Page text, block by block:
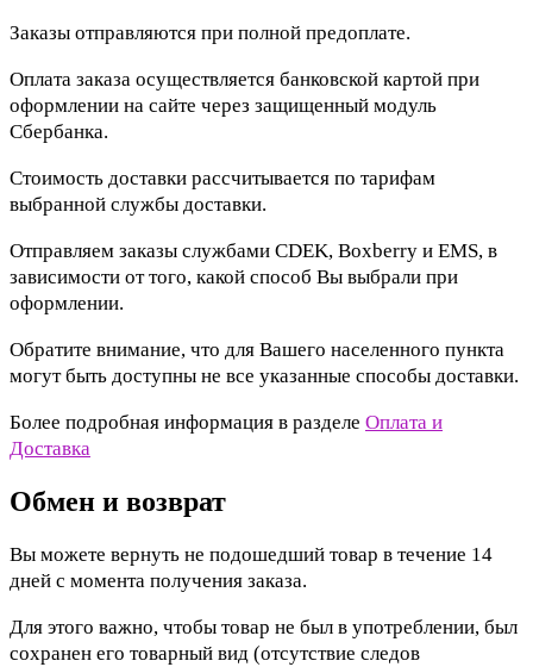
Заказы отправляются при полной предоплате.
Оплата заказа осуществляется банковской картой при
оформлении на сайте через защищенный модуль
Сбербанка.
Стоимость доставки рассчитывается по тарифам
выбранной службы доставки.
Отправляем заказы службами CDEK, Boxberry и EMS, в
зависимости от того, какой способ Вы выбрали при
оформлении.
Обратите внимание, что для Вашего населенного пункта
могут быть доступны не все указанные способы доставки.
Более подробная информация в разделе Оплата и
Доставка
Обмен и возврат
Вы можете вернуть не подошедший товар в течение 14
дней с момента получения заказа.
Для этого важно, чтобы товар не был в употреблении, был
сохранен его товарный вид (отсутствие следов